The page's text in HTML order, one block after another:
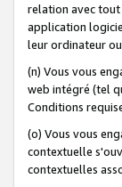
relation avec
application
leur ordinateur
(n) Vous vous
web intégré (tel
Conditions
(o) Vous vous
contextuelle
contextuelles